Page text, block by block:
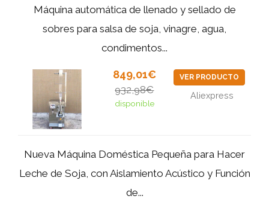
Máquina automática de llenado y sellado de
sobres para salsa de soja, vinagre, agua,
condimentos...
849,01€
932,98€
disponible
VER PRODUCTO
Aliexpress
Nueva Máquina Doméstica Pequeña para Hacer
Leche de Soja, con Aislamiento Acústico y Función
de...